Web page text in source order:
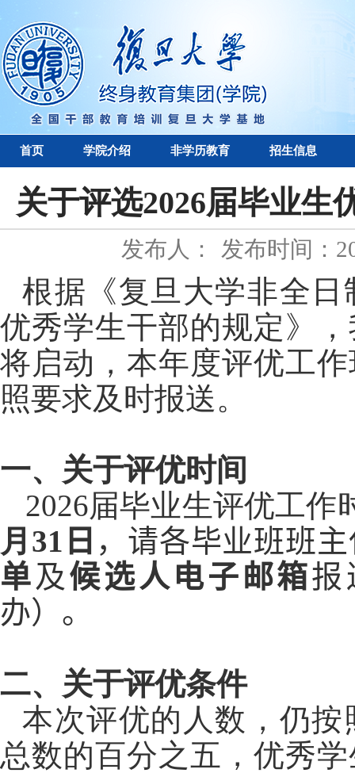
首页 学院介绍 非学历教育 招生信息
关于评选2026届毕业生
发布人： 发布时间：
根据《复旦大学非全
优秀学生干部的规定》
将启动，本年度评优工
照要求及时报送。
一、关于评优时间
2026届毕业生评优工作
月 31 日 ，请各毕业班班
单及候选人电子邮箱报
办）。
二、关于评优条件
本次评优的人数，仍
总数的百分之五，优秀